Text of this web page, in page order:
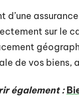
d’une
sur le
de vos biens,
également :